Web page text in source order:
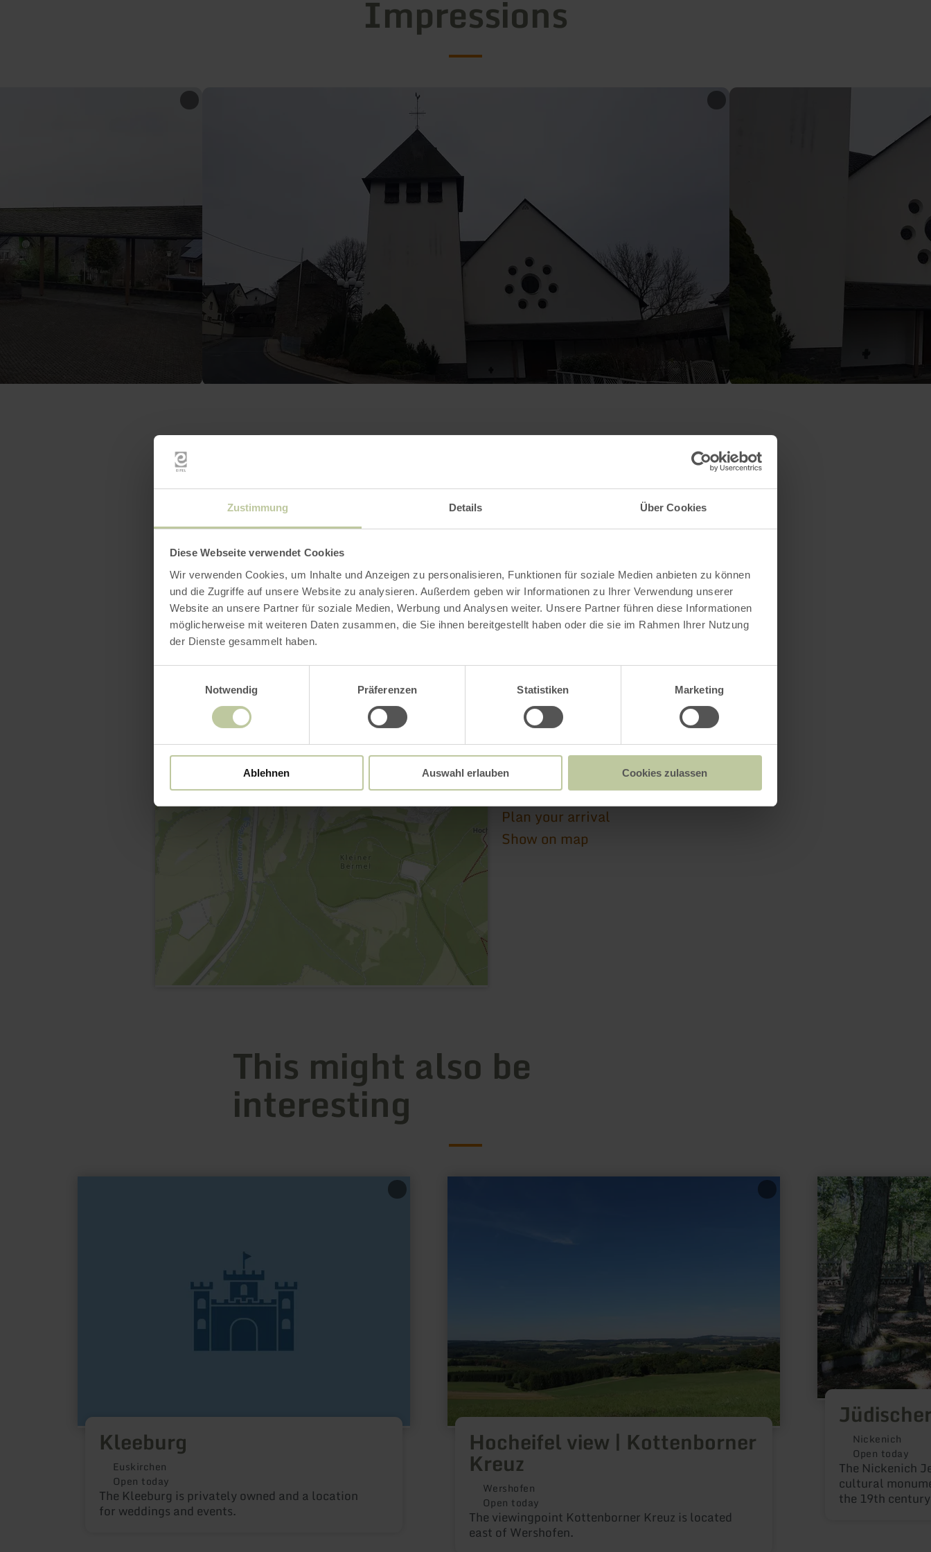
Zustimmung Details Über Cookies
Diese Webseite verwendet Cookies
Wir verwenden Cookies, um Inhalte und Anzeigen zu personalisieren, Funktionen für soziale Medien anbieten zu können
und die Zugriffe auf unsere Website zu analysieren. Außerdem geben wir Informationen zu Ihrer Verwendung unserer
Website an unsere Partner für soziale Medien, Werbung und Analysen weiter. Unsere Partner führen diese Informationen
möglicherweise mit weiteren Daten zusammen, die Sie ihnen bereitgestellt haben oder die sie im Rahmen Ihrer Nutzung
der Dienste gesammelt haben.
Notwendig
Präferenzen Statistiken Marketing
Ablehnen Auswahl erlauben Cookies zulassen
Impressions
Pfarrkirche St. Dionysius
Hauptstraße 11
56729 Bermel
(0049) 2656 240
Email
Website
Plan your arrival
Show on map
This might also be
interesting
Kleeburg
Euskirchen
Open today
The Kleeburg is privately owned and a location
for weddings and events.
Hocheifel view | Kottenborner
Kreuz
Wershofen
Open today
The viewingpoint Kottenborner Kreuz is located
east of Wershofen.
Nickenich
Open today
The Nickenich
cultural
the 19th
learn
more
about:
Jüdischer
Friedhof
Nickenich